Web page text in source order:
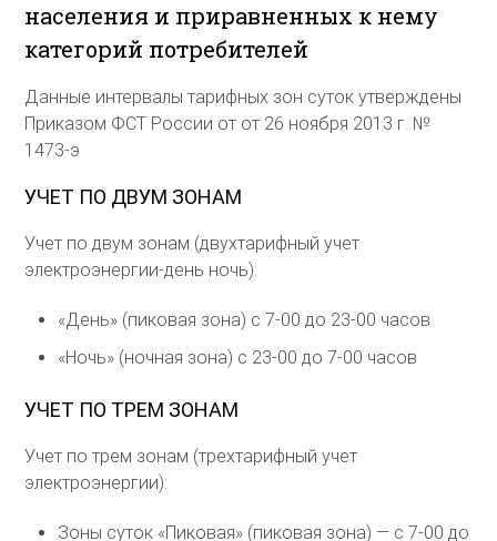
населения и приравненных к нему
категорий потребителей
Данные интервалы тарифных зон суток утверждены
Приказом ФСТ России от от 26 ноября 2013 г. №
1473-э
УЧЕТ ПО ДВУМ ЗОНАМ
Учет по двум зонам (двухтарифный учет
электроэнергии-день ночь):
«День» (пиковая зона) с 7-00 до 23-00 часов
«Ночь» (ночная зона) с 23-00 до 7-00 часов
УЧЕТ ПО ТРЕМ ЗОНАМ
Учет по трем зонам (трехтарифный учет
электроэнергии):
Зоны суток «Пиковая» (пиковая зона) — с 7-00 до